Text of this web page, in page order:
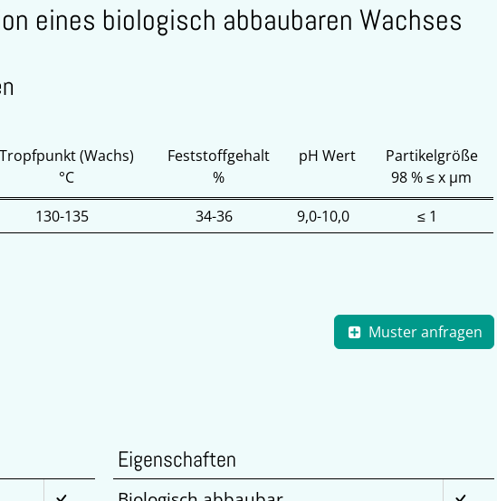
eines biologisch abbaubaren Wachses
Tropfpunkt (Wachs)
°C
Feststoffgehalt
%
pH Wert
Partikelgröße
98 % ≤ x µm
130-135 34-36 9,0-10,0 ≤ 1
Muster anfragen
Eigenschaften